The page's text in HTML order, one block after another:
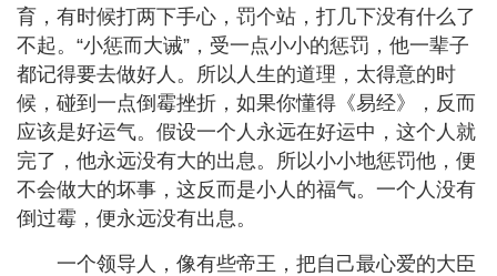
育，有时候打两下手心，罚个站，打几下没有什么了
不起。 “小惩而大诫” ，受一点小小的惩罚，他一辈子
都记得要去做好人。所以人生的道理，太得意的时
候，碰到一点倒霉挫折，如果你懂得《易经》，反而
应该是好运气。假设一个人永远在好运中，这个人就
完了，他永远没有大的出息。所以小小地惩罚他，便
不会做大的坏事，这反而是小人的福气。一个人没有
倒过霉，便永远没有出息。
一个领导人，像有些帝王，把自己最心爱的大臣